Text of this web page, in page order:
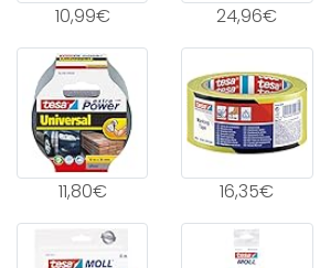
10,99€ 24,96€
11,80€ 16,35€